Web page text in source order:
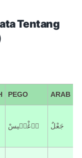
Tentang
PEGO ARAB